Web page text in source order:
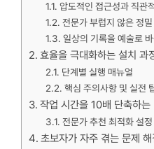
압도적인 접근성과 직관
전문가 부럽지 않은 정
일상의 기록을 예술로
효율을 극대화하는 설치 과
단계별 실행 매뉴얼
핵심 주의사항 및 실전
작업 시간을 10배 단축하는
전문가 추천 최적화 설정
초보자가 자주 겪는 문제